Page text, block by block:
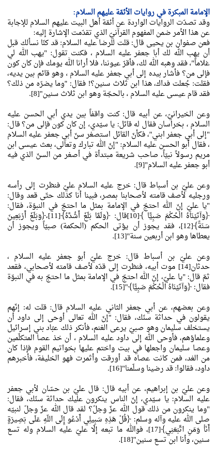
الإمامة المبكرة في روايات الأئمّة عليهم السلام:
وقد تصدّت الروايات الواردة عن أئمّة أهل البيت عليهم السلام للإجابة
عن هذا الأمر ضمن المفهوم القرآنيّ الذي تقدّمت الإشارة إليه:
فعن صفوان بن يحيى قال: قلت للرضا عليه السلام: قد كنّا نسألك قبل
أن يهب الله لك أبا جعفر عليه السلام ، فكنت تقول: "يهب الله لي
غلاماً"، فقد وهبه الله لك، فأقرّ عيوننا، فلا أرانا الله يومك فإن كان كون
فإلى من؟ فأشار بيده إلى أبي جعفر عليه السلام ، وهو قائم بين يديه،
فقلت: جُعلت فداك، هذا ابن ثلاث سنين؟! فقال: "وما يضرّه من ذلك؟
فقد قام عيسى عليه السلام ، بالحجّة وهو ابن ثلاث سنين"[8].
وعن الخيرانيّ، عن أبيه قال: كنت واقفاً بين يدي أبي الحسن عليه
السلام ، بخراسان فقال له قائل: يا سيّدي، إن كان كون فإلى من؟ قال:
"إلى أبي جعفر ابني"، فكأنّ القائل استصغر سنّ أبي جعفر عليه السلام
، فقال أبو الحسن عليه السلام: "إنّ الله تبارك وتعالى، بعث عيسى ابن
مريم رسولاً نبيّاً، صاحب شريعة مبتدأة في أصغر من السنّ الذي فيه
أبو جعفر عليه السلام"[9].
وعن عليّ بن أسباط قال: خرج عليه السلام عليّ فنظرت إلى رأسه
ورجليه لأصف قامته لأصحابنا بمصر، فبينا أنا كذلك حتّى قعد وقال:
"يا عليّ إنّ الله احتجّ في الإمامة بمثل ما احتجّ في النبوّة، فقال:
﴿وَآتَيْنَاهُ الْحُكْمَ صَبِيًّا ﴾[10]قال: ﴿وَلَمَّا بَلَغَ أَشُدَّهُ﴾[11]،﴿وَبَلَغَ أَرْبَعِينَ
سَنَةً﴾[12]، فقد يجوز أن يؤتى الحكم (الحكمة) صبيّاً ويجوز أن
يعطاها وهو ابن أربعين سنة"[13].
وعن عليّ بن أسباط قال: خرج عليّ أبو جعفر عليه السلام ،
حدثان[14] موت أبيه، فنظرت إلى قدّه لأصف قامته لأصحابي، فقعد
ثمّ قال: "يا عليّ، إنّ الله احتجّ في الإمامة بمثل ما احتجّ به في النبوّة
فقال: ﴿وَآتَيْنَاهُ الْحُكْمَ صَبِيًّا﴾"[15].
وعن بعضهم، عن أبي جعفر الثاني عليه السلام قال: قلت له: إنّهم
يقولون في حداثة سنّك، فقال: "إنّ الله تعالى أوحى إلى داود أن
يستخلف سليمان وهو صبيّ يرعى الغنم، فأنكر ذلك عبّاد بني إسرائيل
وعلماؤهم، فأوحى الله إلى داود عليه السلام ، أن خذ عصا المتكلّمين
وعصا سليمان واجعلها في بيت واختم عليها بخواتيم القوم فإذا كان
من الغد، فمن كانت عصاه قد أورقت وأثمرت فهو الخليفة، فأخبرهم
داود، فقالوا: قد رضينا وسلّمنا"[16].
وعن عليّ بن إبراهيم، عن أبيه قال: قال عليّ بن حسّان لأبي جعفر
عليه السلام: يا سيّدي، إنّ الناس ينكرون عليك حداثة سنّك، فقال:
"وما ينكرون من ذلك قول الله عزّ وجلّ؟ لقد قال الله عزّ وجلّ لنبيّه
صلى الله عليه وآله وسلم: ﴿قُلْ هَذِهِ سَبِيلِي أَدْعُو إِلَى اللّهِ عَلَى بَصِيرَةٍ
أَنَاْ وَمَنِ اتَّبَعَنِي﴾[17]، فوالله ما تبعه إلّا عليّ عليه السلام وله تسع
سنين، وأنا ابن تسع سنين"[18].